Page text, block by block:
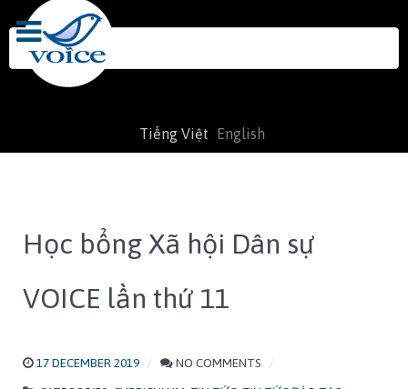
Search
for:
Tiếng Việt English
Học bổng Xã hội Dân sự
VOICE lần thứ 11
17 DECEMBER 2019
NO COMMENTS